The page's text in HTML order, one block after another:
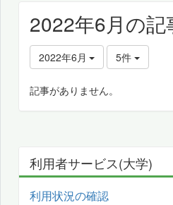
2022年6月の記
2022年6月 5件
記事がありません。
利用者サービス(大学)
利用状況の確認